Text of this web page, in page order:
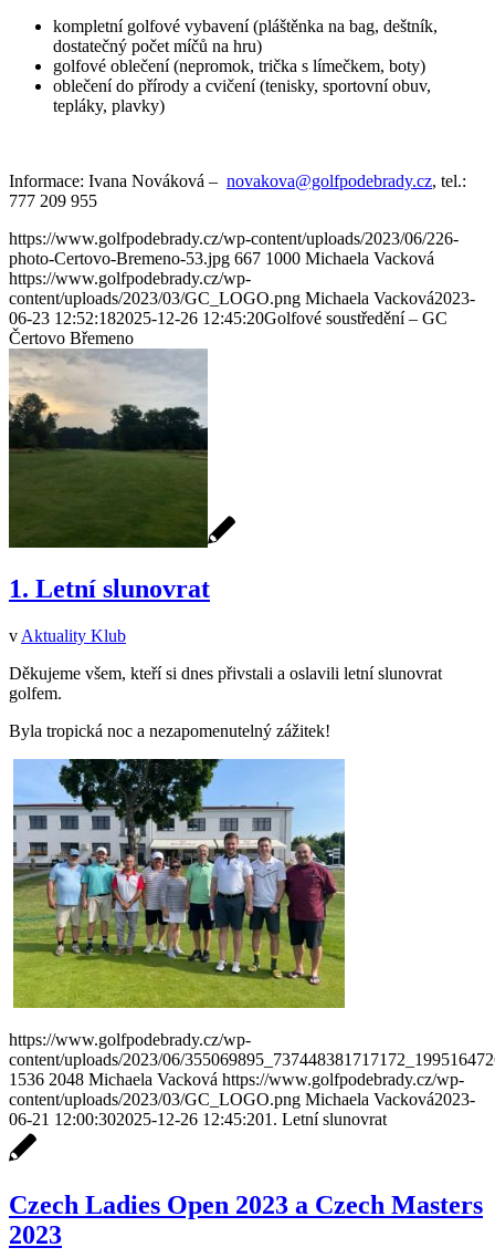
kompletní golfové vybavení (pláštěnka na bag, deštník,
dostatečný počet míčů na hru)
golfové oblečení (nepromok, trička s límečkem, boty)
oblečení do přírody a cvičení (tenisky, sportovní obuv,
tepláky, plavky)
Informace: Ivana Nováková – novakova@golfpodebrady.cz, tel.:
777 209 955
https://www.golfpodebrady.cz/wp-content/uploads/2023/06/226-
photo-Certovo-Bremeno-53.jpg 667 1000 Michaela Vacková
https://www.golfpodebrady.cz/wp-
content/uploads/2023/03/GC_LOGO.png Michaela Vacková2023-
06-23 12:52:182025-12-26 12:45:20Golfové soustředění – GC
Čertovo Břemeno
1. Letní slunovrat
v Aktuality Klub
Děkujeme všem, kteří si dnes přivstali a oslavili letní slunovrat
golfem.
Byla tropická noc a nezapomenutelný zážitek!
https://www.golfpodebrady.cz/wp-
content/uploads/2023/06/
1536 2048 Michaela Vacková https://www.golfpodebrady.cz/wp-
content/uploads/2023/03/GC_LOGO.png Michaela Vacková2023-
06-21 12:00:302025-12-26 12:45:201. Letní slunovrat
Czech Ladies Open 2023 a Czech Masters
2023